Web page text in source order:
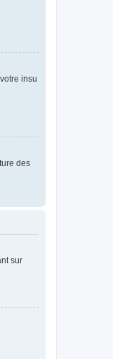
insu
des
sur